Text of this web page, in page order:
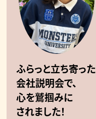
ふらっと立ち寄った
会社説明会で、
心を鷲掴みに
されました！